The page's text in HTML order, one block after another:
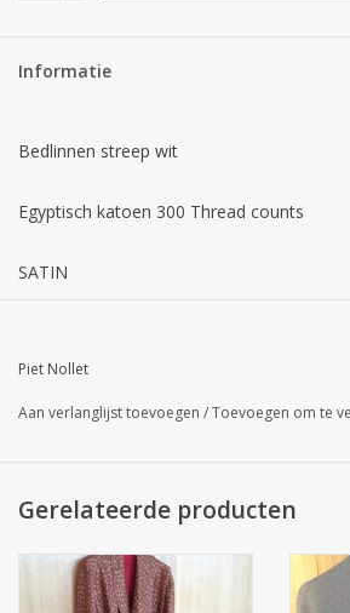
Informatie
Bedlinnen streep wit
Egyptisch katoen 300 Thread counts
SATIN
Dit is MAATWERK , MAATWERK wordt
Piet Nollet
Aan verlanglijst toevoegen /Toevoegen om te
Gerelateerde producten